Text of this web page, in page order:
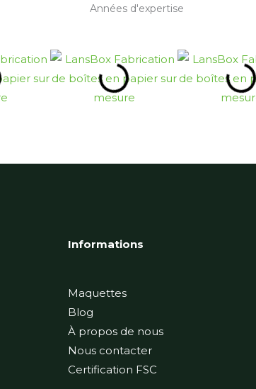
Années d'expertise
Informations
Maquettes
Blog
À propos de nous
Nous contacter
Certification FSC